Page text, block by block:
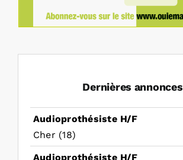
Dernières annonces
Audioprothésiste H/F
Cher (18)
Audioprothésiste H/F